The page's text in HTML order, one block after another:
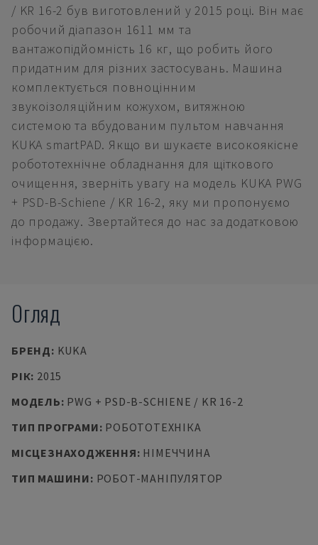
/ KR 16-2 був виготовлений у 2015 році. Він має
робочий діапазон 1611 мм та
вантажопідйомність 16 кг, що робить його
придатним для різних застосувань. Машина
комплектується повноцінним
звукоізоляційним кожухом, витяжною
системою та вбудованим пультом навчання
KUKA smartPAD. Якщо ви шукаєте високоякісне
робототехнічне обладнання для щіткового
очищення, зверніть увагу на модель KUKA PWG
+ PSD-B-Schiene / KR 16-2, яку ми пропонуємо
до продажу. Звертайтеся до нас за додатковою
інформацією.
Огляд
БРЕНД: KUKA
РІК: 2015
МОДЕЛЬ: PWG + PSD-B-SCHIENE / KR 16-2
ТИП ПРОГРАМИ: РОБОТОТЕХНІКА
МІСЦЕЗНАХОДЖЕННЯ: НІМЕЧЧИНА
ТИП МАШИНИ: РОБОТ-МАНІПУЛЯТОР